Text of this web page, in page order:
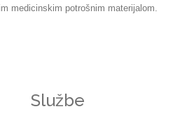
medicinskim potrošnim materijalom.
Službe